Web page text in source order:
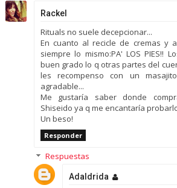
Rackel
Rituals no suele decepcionar...
En cuanto al recicle de cremas y
siempre lo mismo:PA' LOS PIES!!
buen grado lo q otras partes del
les recompenso con un
agradable...
Me gustaría saber donde
Shiseido ya q me encantaría
Un beso!
Responder
Respuestas
Adaldrida